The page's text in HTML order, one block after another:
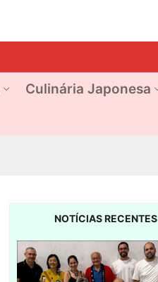
Culinária Japonesa
NOTÍCIAS RECENTES